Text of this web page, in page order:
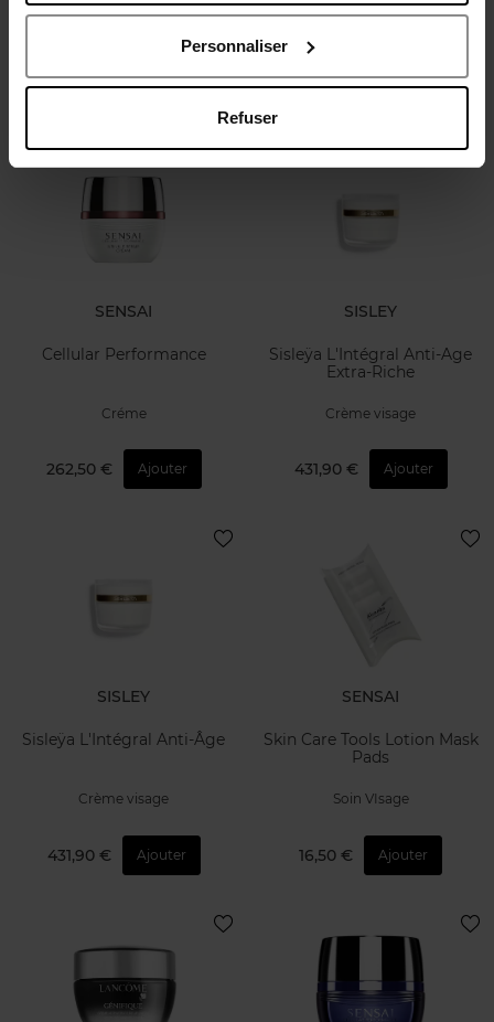
Personnaliser
Refuser
270,50 € Ajouter 386,90 € Ajouter
SENSAI
Cellular Performance
Créme
262,50 € Ajouter
SISLEY
Sisleÿa L'Intégral Anti-Age
Extra-Riche
Crème visage
431,90 € Ajouter
SISLEY
Sisleÿa L'Intégral Anti-Âge
Crème visage
431,90 € Ajouter
SENSAI
Skin Care Tools Lotion Mask
Pads
Soin VIsage
16,50 € Ajouter